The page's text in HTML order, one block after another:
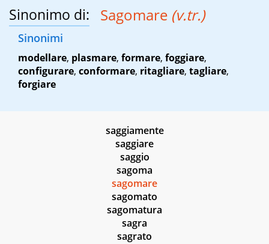
Sinonimo di: Sagomare (v.tr.)
Sinonimi
modellare, plasmare, formare, foggiare,
configurare, conformare, ritagliare, tagliare,
forgiare
saggiamente
saggiare
saggio
sagoma
sagomare
sagomato
sagomatura
sagra
sagrato